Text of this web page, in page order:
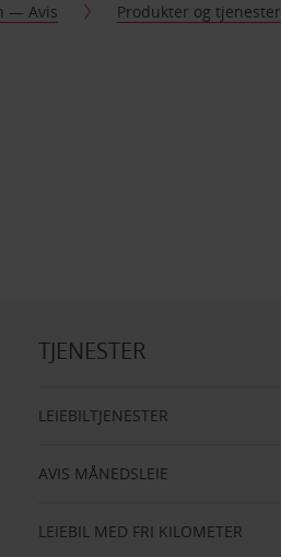
— Avis Produkter og tjenester
TJENESTER
LEIEBILTJENESTER
AVIS MÅNEDSLEIE
LEIEBIL MED FRI KILOMETER